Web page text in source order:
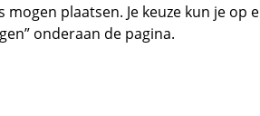
plaatsen. Je keuze kun je op
onderaan de pagina.